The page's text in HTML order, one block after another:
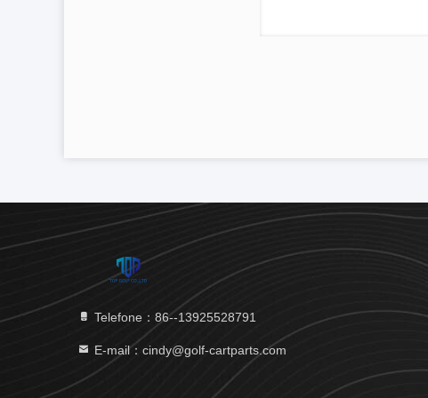
Telefone：86--13925528791
E-mail：cindy@golf-cartparts.com